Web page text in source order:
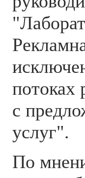
потоках
с
услуг".
По